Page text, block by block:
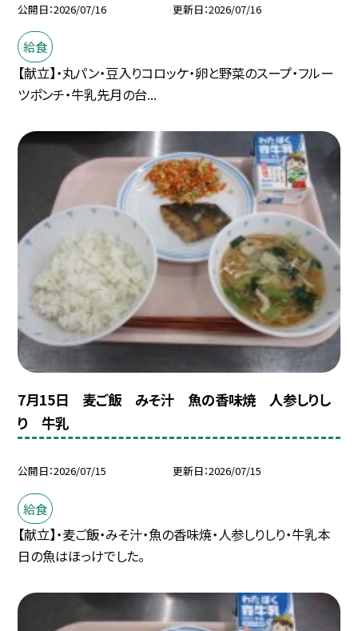
公開日 2026/07/16 更新日 2026/07/16
給食
【献立】・丸パン・豆入りコロッケ・卵と野菜のスープ・フルー
ツポンチ・牛乳先月の台...
7月15日 麦ご飯 みそ汁 魚の香味焼 人参しりし
り 牛乳
公開日 2026/07/15 更新日 2026/07/15
給食
【献立】・麦ご飯・みそ汁・魚の香味焼・人参しりしり・牛乳本
日の魚はほっけでした。